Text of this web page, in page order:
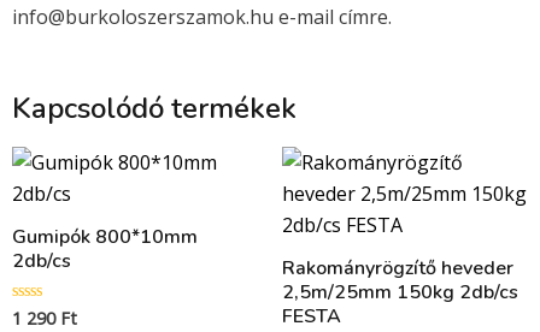
info@burkoloszerszamok.hu e-mail címre.
Kapcsolódó termékek
Gumipók 800*10mm
2db/cs
Értékelés:
1 290 Ft
Rakományrögzítő heveder
2,5m/25mm 150kg 2db/cs
FESTA